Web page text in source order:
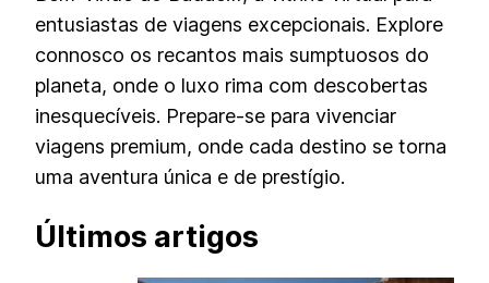
entusiastas de viagens excepcionais. Explore
connosco os recantos mais sumptuosos do
planeta, onde o luxo rima com descobertas
inesquecíveis. Prepare-se para vivenciar
viagens premium, onde cada destino se torna
uma aventura única e de prestígio.
Últimos artigos